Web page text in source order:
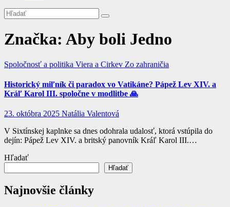
Značka: Aby boli Jedno
Spoločnosť a politika Viera a Cirkev Zo zahraničia
Historický miľník či paradox vo Vatikáne? Pápež Lev XIV. a
Kráľ Karol III. spoločne v modlitbe 🙏
23. októbra 2025 Natália Valentová
V Sixtínskej kaplnke sa dnes odohrala udalosť, ktorá vstúpila do
dejín: Pápež Lev XIV. a britský panovník Kráľ Karol III.…
Hľadať
Hľadať
Najnovšie články